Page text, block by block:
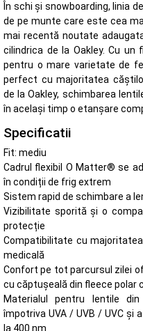
În schi și snowboarding, linia
de pe munte care este cea
mai recentă noutate
cilindrica de la Oakley. Cu
pentru o mare varietate de
perfect cu majoritatea
de la Oakley, schimbarea
în același timp o etanșare
Specificatii
Fit: mediu
Cadrul flexibil O Matter® se
în condiții de frig extrem
Sistem rapid de schimbare a
Vizibilitate sporită și o
protecție
Compatibilitate cu
medicală
Confort pe tot parcursul zilei
cu căptușeală din fleece polar
Materialul pentru lentile
împotriva UVA / UVB / UVC și
la 400 nm